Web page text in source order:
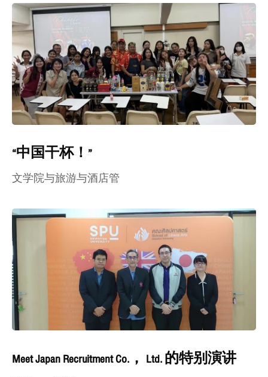
“中国干杯！”
文学院与旅游与酒店管
Meet Japan Recruitment Co.， Ltd. 的特别演讲